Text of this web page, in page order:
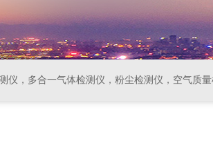
仪，粉尘检测仪，空气质量检测系统，易燃易爆有毒有害气体检测报警设备